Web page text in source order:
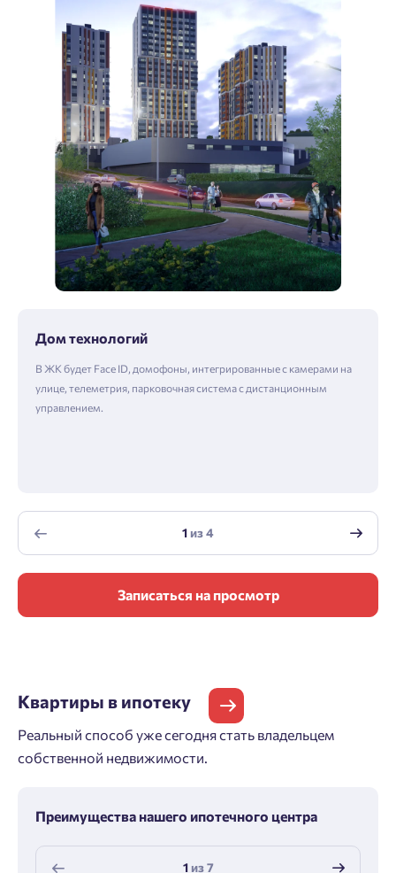
Дом технологий
В ЖК будет Face ID, домофоны, интегрированные с камерами на
улице, телеметрия, парковочная система с дистанционным
управлением.
1из4
Записаться на просмотр
Квартиры в ипотеку
Реальный способ уже сегодня стать владельцем
собственной недвижимости.
Преимущества нашего ипотечного центра
1из7